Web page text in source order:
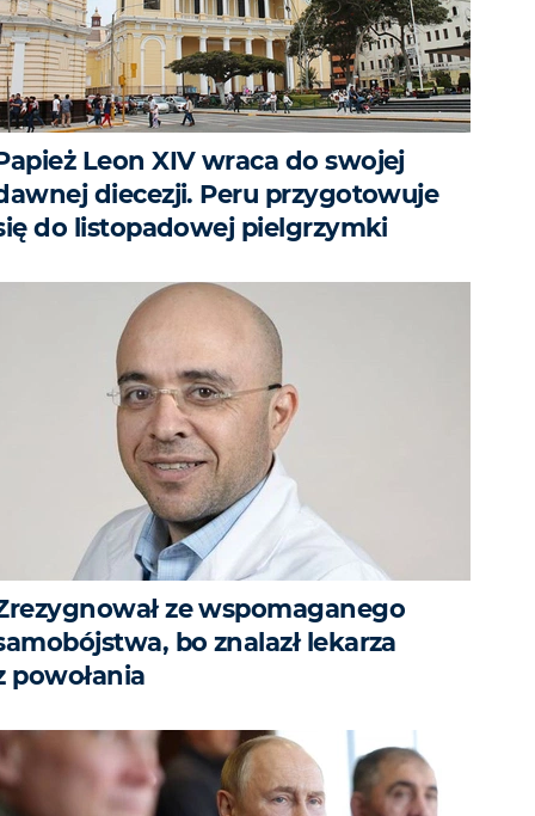
Leon XIV wraca do swojej
diecezji. Peru przygotowuje
do listopadowej pielgrzymki
ze wspomaganego
bo znalazł lekarza
powołania